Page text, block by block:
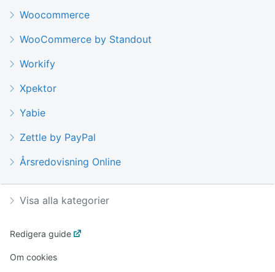
Woocommerce
WooCommerce by Standout
Workify
Xpektor
Yabie
Zettle by PayPal
Årsredovisning Online
Visa alla kategorier
Redigera guide
Om cookies